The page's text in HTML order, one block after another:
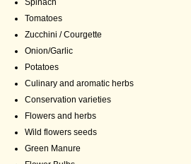
Spinach
Tomatoes
Zucchini / Courgette
Onion/Garlic
Potatoes
Culinary and aromatic herbs
Conservation varieties
Flowers and herbs
Wild flowers seeds
Green Manure